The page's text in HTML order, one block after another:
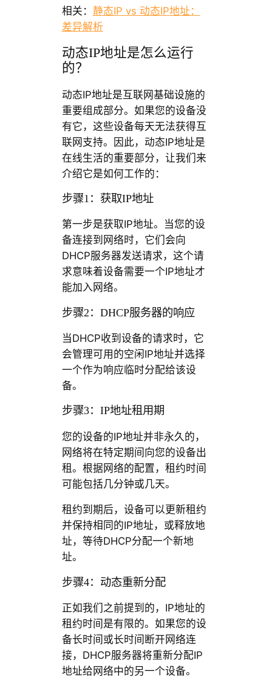
相关： 静态IP vs 动态IP地址：
差异解析
动态IP地址是怎么运行
的？
动态IP地址是互联网基础设施的
重要组成部分。如果您的设备没
有它，这些设备每天无法获得互
联网支持。因此，动态IP地址是
在线生活的重要部分，让我们来
介绍它是如何工作的：
步骤1：获取IP地址
第一步是获取IP地址。当您的设
备连接到网络时，它们会向
DHCP服务器发送请求，这个请
求意味着设备需要一个IP地址才
能加入网络。
步骤2：DHCP服务器的响应
当DHCP收到设备的请求时，它
会管理可用的空闲IP地址并选择
一个作为响应临时分配给该设
备。
步骤3：IP地址租用期
您的设备的IP地址并非永久的，
网络将在特定期间向您的设备出
租。根据网络的配置，租约时间
可能包括几分钟或几天。
租约到期后，设备可以更新租约
并保持相同的IP地址，或释放地
址，等待DHCP分配一个新地
址。
步骤4：动态重新分配
正如我们之前提到的，IP地址的
租约时间是有限的。如果您的设
备长时间或长时间断开网络连
接，DHCP服务器将重新分配IP
地址给网络中的另一个设备。